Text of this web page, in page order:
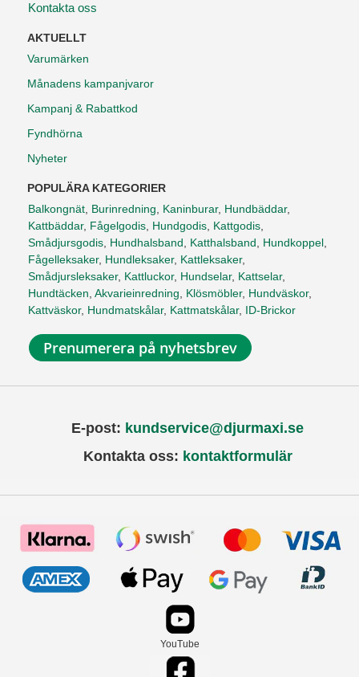
Kontakta oss
AKTUELLT
Varumärken
Månadens kampanjvaror
Kampanj & Rabattkod
Fyndhörna
Nyheter
POPULÄRA KATEGORIER
Balkongnät, Burinredning, Kaninburar, Hundbäddar,
Kattbäddar, Fågelgodis, Hundgodis, Kattgodis,
Smådjursgodis, Hundhalsband, Katthalsband, Hundkoppel,
Fågelleksaker, Hundleksaker, Kattleksaker,
Smådjursleksaker, Kattluckor, Hundselar, Kattselar,
Hundtäcken, Akvarieinredning, Klösmöbler, Hundväskor,
Kattväskor, Hundmatskålar, Kattmatskålar, ID-Brickor
Prenumerera på nyhetsbrev
E-post: kundservice@djurmaxi.se
Kontakta oss: kontaktformulär
YouTube